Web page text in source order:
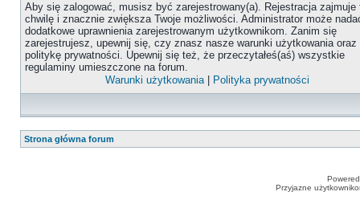
Aby się zalogować, musisz być zarejestrowany(a). Rejestracja zajmuje
chwilę i znacznie zwiększa Twoje możliwości. Administrator może
dodatkowe uprawnienia zarejestrowanym użytkownikom. Zanim się
zarejestrujesz, upewnij się, czy znasz nasze warunki użytkowania oraz
politykę prywatności. Upewnij się też, że przeczytałeś(aś) wszystkie
regulaminy umieszczone na forum.
Warunki użytkowania| Polityka prywatności
Strona główna forum
Przyjazne